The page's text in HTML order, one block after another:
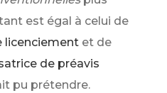
est égal à celui de
licenciement et de
de préavis
pu prétendre.